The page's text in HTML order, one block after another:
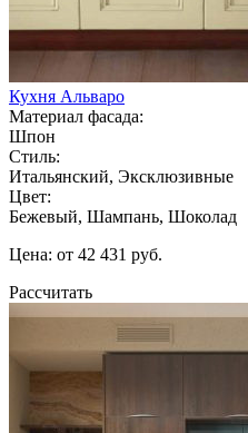
Кухня Альваро
Материал фасада:
Шпон
Стиль:
Итальянский, Эксклюзивные
Цвет:
Бежевый, Шампань, Шоколад
Цена: от 42 431 руб.
Рассчитать